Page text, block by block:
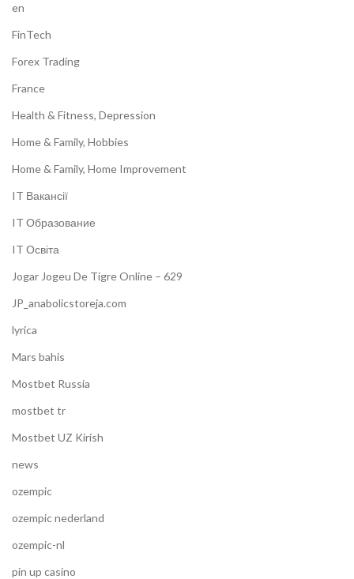
en
FinTech
Forex Trading
France
Health & Fitness, Depression
Home & Family, Hobbies
Home & Family, Home Improvement
IT Вакансії
IT Образование
IT Освіта
Jogar Jogeu De Tigre Online – 629
JP_anabolicstoreja.com
lyrica
Mars bahis
Mostbet Russia
mostbet tr
Mostbet UZ Kirish
news
ozempic
ozempic nederland
ozempic-nl
pin up casino